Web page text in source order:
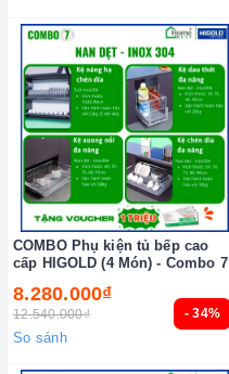
- 34%
COMBO Phụ kiện tủ bếp cao
cấp HIGOLD (4 Món) - Combo 7
8.280.000₫
12.540.000₫
So sánh